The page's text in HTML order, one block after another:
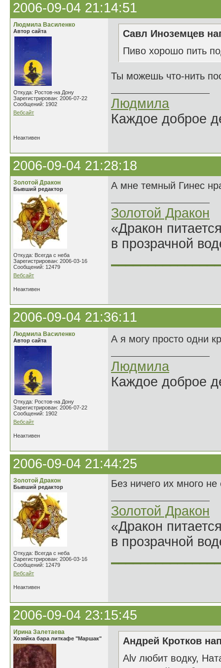
2006-09-04 21:14:51
Людмила Василенко
Автор сайта
Откуда: Ростов-на Дону
Зарегистрирован: 2006-07-22
Сообщений: 1902
Вебсайт
Савл Иноземцев
Пиво хорошо пить
Ты можешь что-нить
Людмила
Каждое доброе
Неактивен
2006-09-04 21:28:18
Золотой Дракон
Бывший редактор
Откуда: Всегда с неба
Зарегистрирован: 2006-03-16
Сообщений: 12479
Вебсайт
А мне темный Гинес
Золотой Дракон
«Дракон
в прозрачной
Неактивен
2006-09-04 21:36:11
Людмила Василенко
Автор сайта
Откуда: Ростов-на Дону
Зарегистрирован: 2006-07-22
Сообщений: 1902
Вебсайт
А я могу просто одни
Людмила
Каждое доброе
Неактивен
2006-09-04 21:44:25
Золотой Дракон
Бывший редактор
Откуда: Всегда с неба
Зарегистрирован: 2006-03-16
Сообщений: 12479
Вебсайт
Без ничего их много
Золотой Дракон
«Дракон
в прозрачной
Неактивен
2006-09-04 23:15:45
Ирина Залетаева
Хозяйка бара литкафе "Маршак"
Андрей Кротков
Alv любит водку,